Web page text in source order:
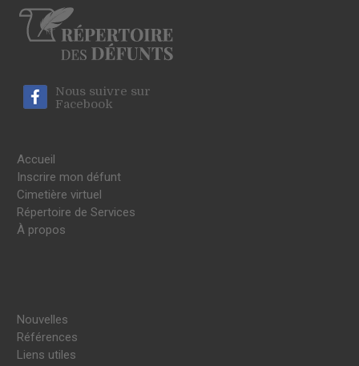
Nous suivre sur
Facebook
Accueil
Inscrire mon défunt
Cimetière virtuel
Répertoire de Services
À propos
Nouvelles
Références
Liens utiles